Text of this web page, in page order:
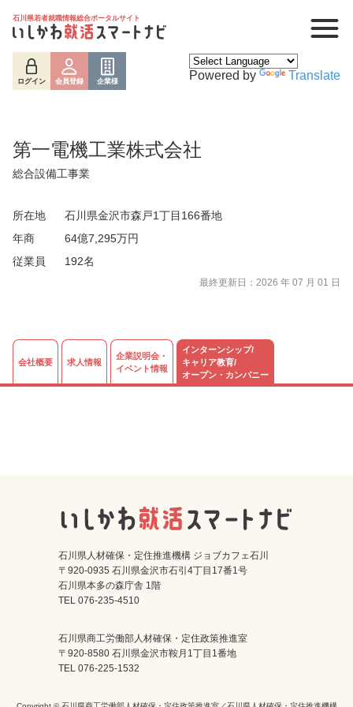
石川県若者就職情報総合ポータルサイト
ログイン 会員登録 企業様 Powered by Translate
第一電機工業株式会社
総合設備工事業
所在地
石川県金沢市森戸1丁目166番地
年商
64億7,295万円
従業員
192名
最終更新日：2026 年 07 月 01 日
会社概要 求人情報
企業説明会・
イベント情報
インターンシップ/
キャリア教育/
オープン・カンパニー
石川県人材確保・定住推進機構 ジョブカフェ石川
〒920-0935 石川県金沢市石引4丁目17番1号
石川県本多の森庁舎 1階
TEL 076-235-4510
石川県商工労働部人材確保・定住政策推進室
〒920-8580 石川県金沢市鞍月1丁目1番地
TEL 076-225-1532